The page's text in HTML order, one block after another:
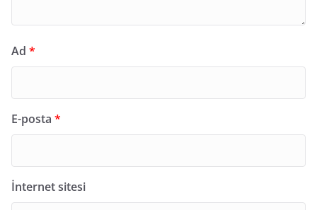
Ad *
E-posta *
İnternet sitesi